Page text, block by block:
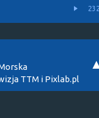
TTM i Pixlab.pl